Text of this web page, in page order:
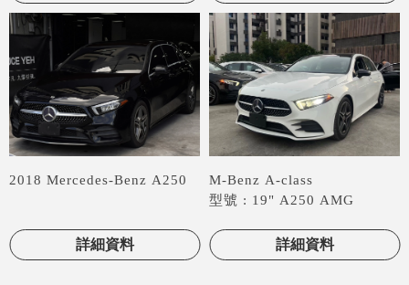
2018 Mercedes-Benz A250
詳細資料
M-Benz A-class
型號 : 19" A250 AMG
詳細資料